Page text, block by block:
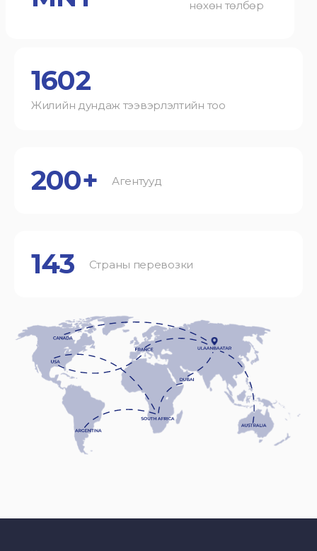
нөхөн төлбөр
1602
Жилийн дундаж тээвэрлэлтийн тоо
200+ Агентууд
143 Страны перевозки